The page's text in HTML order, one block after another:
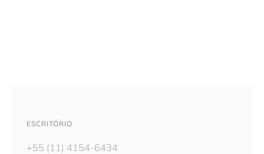
ESCRITÓRIO
+55 (11) 4154-6434